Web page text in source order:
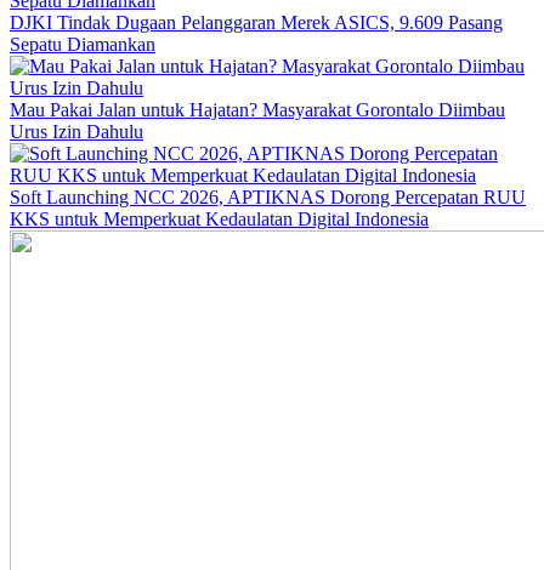
DJKI Tindak Dugaan Pelanggaran Merek ASICS, 9.609 Pasang
Sepatu Diamankan
Mau Pakai Jalan untuk Hajatan? Masyarakat Gorontalo Diimbau
Urus Izin Dahulu
Soft Launching NCC 2026, APTIKNAS Dorong Percepatan RUU
KKS untuk Memperkuat Kedaulatan Digital Indonesia